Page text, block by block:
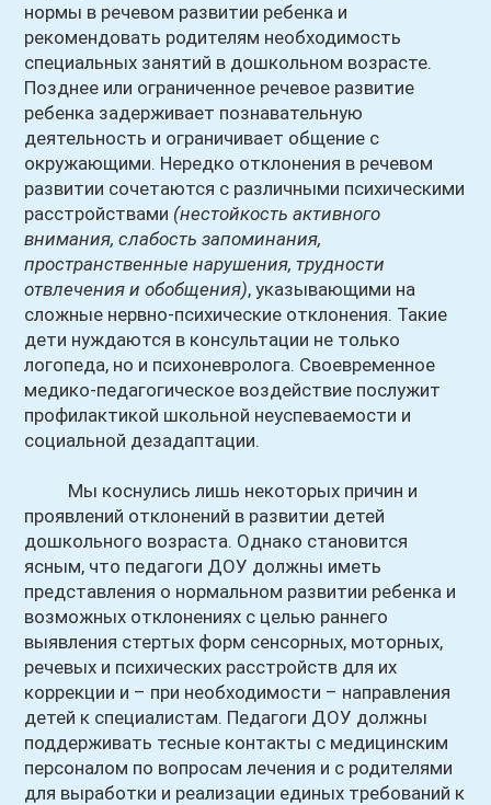
нормы в речевом развитии ребенка и
рекомендовать родителям необходимость
специальных занятий в дошкольном возрасте.
Позднее или ограниченное речевое развитие
ребенка задерживает познавательную
деятельность и ограничивает общение с
окружающими. Нередко отклонения в речевом
развитии сочетаются с различными психическими
расстройствами (нестойкость активного
внимания, слабость запоминания,
пространственные нарушения, трудности
отвлечения и обобщения), указывающими на
сложные нервно-психические отклонения. Такие
дети нуждаются в консультации не только
логопеда, но и психоневролога. Своевременное
медико-педагогическое воздействие послужит
профилактикой школьной неуспеваемости и
социальной дезадаптации.
Мы коснулись лишь некоторых причин и
проявлений отклонений в развитии детей
дошкольного возраста. Однако становится
ясным, что педагоги ДОУ должны иметь
представления о нормальном развитии ребенка и
возможных отклонениях с целью раннего
выявления стертых форм сенсорных, моторных,
речевых и психических расстройств для их
коррекции и – при необходимости – направления
детей к специалистам. Педагоги ДОУ должны
поддерживать тесные контакты с медицинским
персоналом по вопросам лечения и с родителями
для выработки и реализации единых требований к